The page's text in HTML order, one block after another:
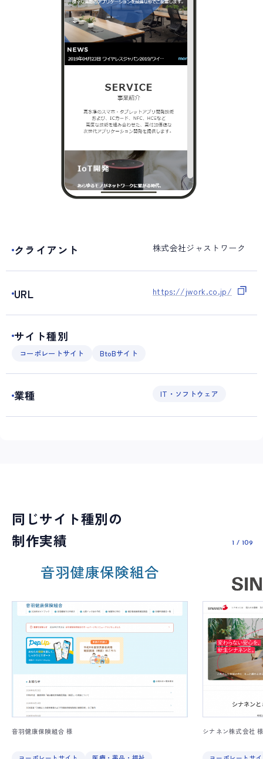
クライアント 株式会社ジャストワーク
URL https://jwork.co.jp/
サイト種別
コーポレートサイト BtoBサイト
業種 IT・ソフトウェア
同じサイト種別の
制作実績
1 / 109
音羽健康保険組合 様 シナネン株式会社